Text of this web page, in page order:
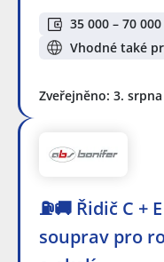
35 000 – 70 000
Vhodné také
Zveřejněno: 3. srpna
⛽🚚 Řidič C +
souprav pro